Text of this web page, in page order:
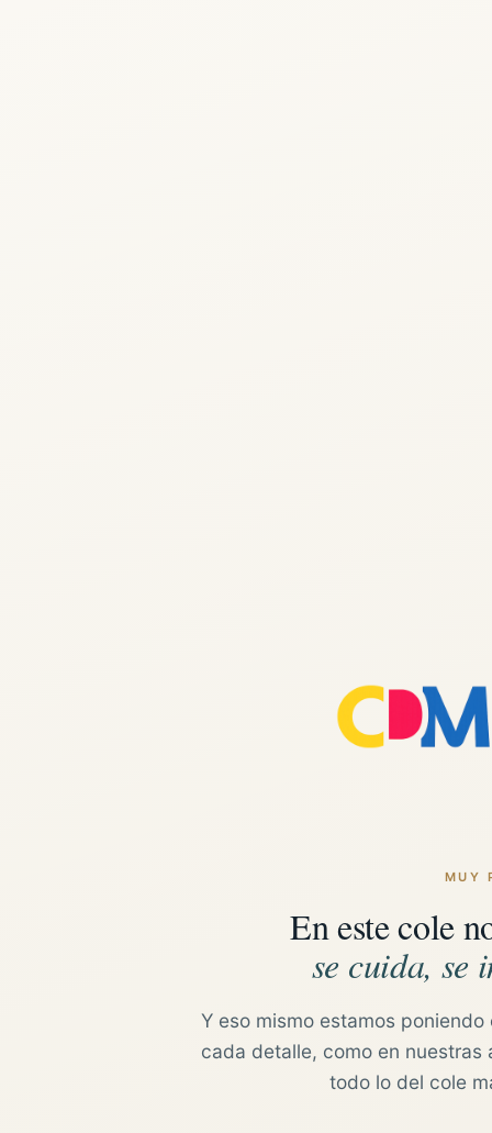
MUY
En este cole
se cuida, se
Y eso mismo estamos
cada detalle, como en nuestras
todo lo del cole